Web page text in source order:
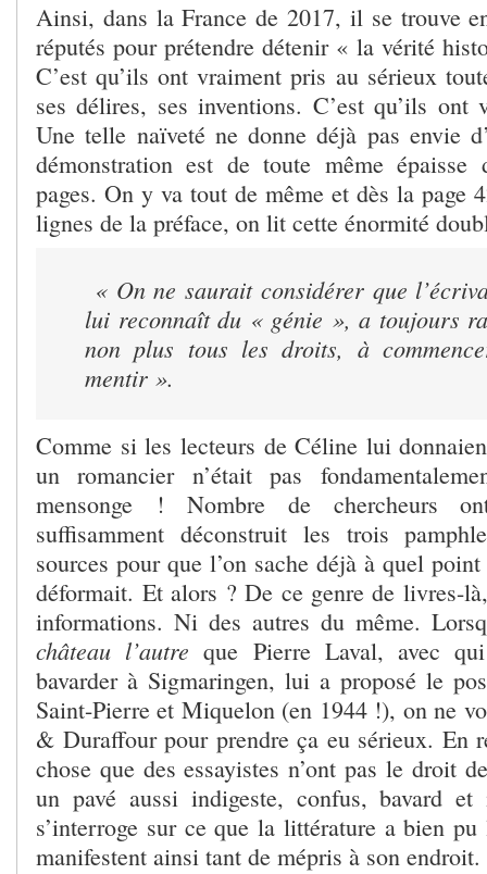
Ainsi, dans la France de 2017, il se trouve
réputés pour prétendre détenir « la vérité
C’est qu’ils ont vraiment pris au sérieux
ses délires, ses inventions. C’est qu’ils
Une telle naïveté ne donne déjà pas envie
démonstration est de toute même
pages. On y va tout de même et dès la page
lignes de la préface, on lit cette énormité
« On ne saurait considérer que
lui reconnaît du « génie », a toujours
non plus tous les droits, à
mentir ».
Comme si les lecteurs de Céline lui
un romancier n’était pas
mensonge ! Nombre de chercheurs
suffisamment déconstruit les trois
sources pour que l’on sache déjà à quel
déformait. Et alors ? De ce genre de livres-
informations. Ni des autres du même.
château l’autre que Pierre Laval, avec
bavarder à Sigmaringen, lui a proposé le
Saint-Pierre et Miquelon (en 1944 !), on ne
& Duraffour pour prendre ça eu sérieux. En
chose que des essayistes n’ont pas le droit
un pavé aussi indigeste, confus, bavard
s’interroge sur ce que la littérature a bien
manifestent ainsi tant de mépris à son endroit.